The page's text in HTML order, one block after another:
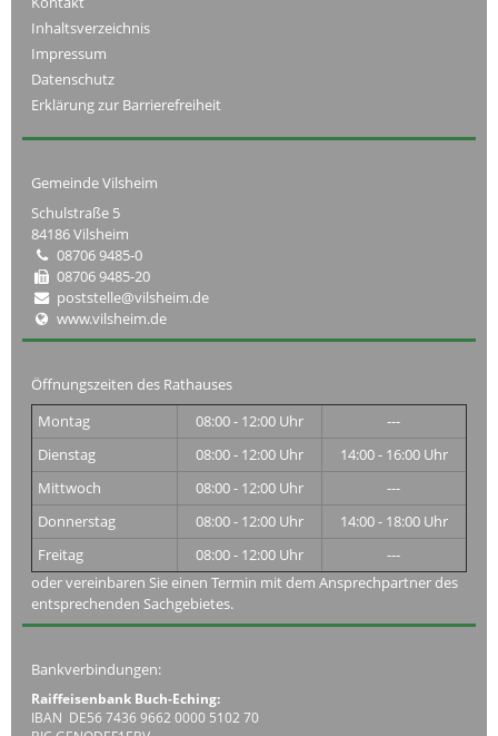
Inhaltsverzeichnis
Impressum
Datenschutz
Erklärung zur Barrierefreiheit
Gemeinde Vilsheim
Schulstraße 5
84186 Vilsheim
08706 9485-0
08706 9485-20
poststelle@vilsheim.de
www.vilsheim.de
Öffnungszeiten des Rathauses
Montag
08:00 - 12:00 Uhr
---
Dienstag
08:00 - 12:00 Uhr
14:00 - 16:00 Uhr
Mittwoch
08:00 - 12:00 Uhr
---
Donnerstag
08:00 - 12:00 Uhr
14:00 - 18:00 Uhr
Freitag
08:00 - 12:00 Uhr
---
oder vereinbaren Sie einen Termin mit dem Ansprechpartner des
entsprechenden Sachgebietes.
Bankverbindungen:
Raiffeisenbank Buch-Eching:
IBAN DE56 7436 9662 0000 5102 70